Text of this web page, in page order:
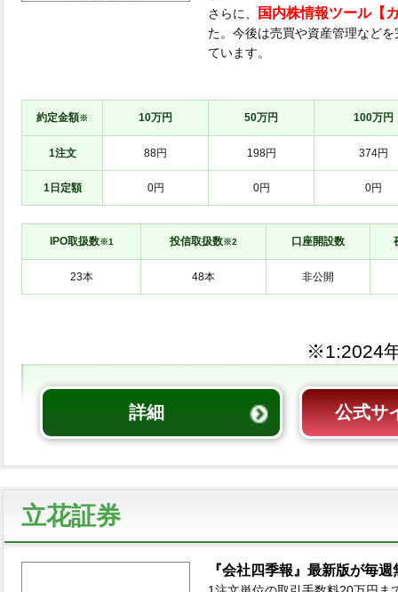
さらに、
国内株情報ツール【
た。今後は売買や資産管理など
ています。
約定金額※ 10万円 50万円 100万円
1注文 88円 198円 374円
1日定額 0円 0円 0円
IPO取扱数※1 投信取扱数※2 口座開設数
非公開
※1:
詳細 公式サ
立花証券
『会社四季報』最新版が毎